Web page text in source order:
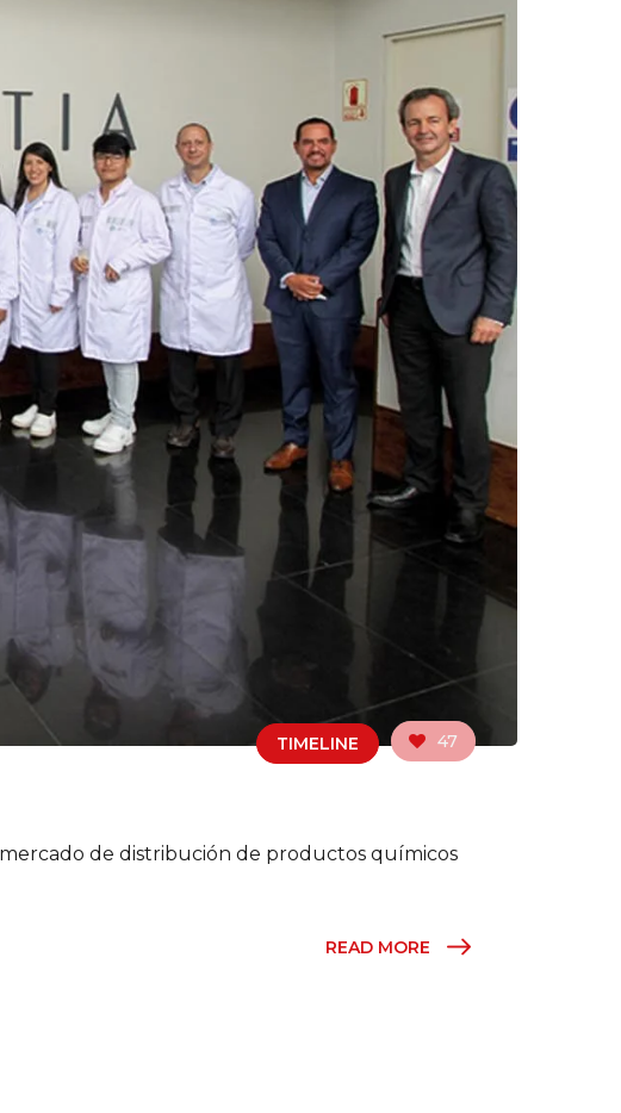
TIMELINE 47
de distribución de productos químicos
READ MORE